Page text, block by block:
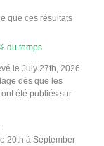
que ces résultats
du temps
le July 27th, 2026
dès que les
été publiés sur
20th à September